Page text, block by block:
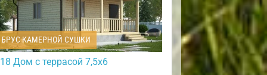
КАМЕРНОЙ СУШКИ
Дом с террасой 7,5х6